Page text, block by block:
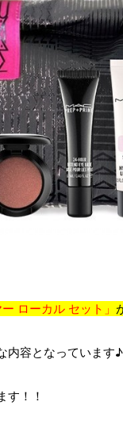
ローカル セット」
内容となっています♪
す！！